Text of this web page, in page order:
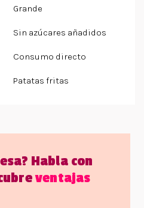
Grande
Sin azúcares añadidos
Consumo directo
Patatas fritas
Habla con
ventajas